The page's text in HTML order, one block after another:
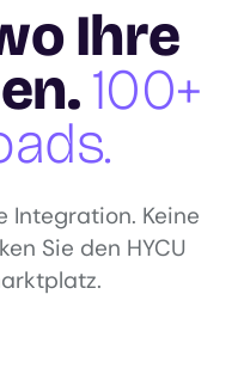
Ihre
100+
Integration. Keine
Sie den HYCU